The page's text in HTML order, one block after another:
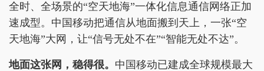
全时、全场景的“空天地海”一体化信息通信网络正加
速成型。中国移动把通信从地面搬到天上，一张“空
天地海”大网，让“信号无处不在”“智能无处不达”。
地面这张网，稳得很。 中国移动已建成全球规模最大